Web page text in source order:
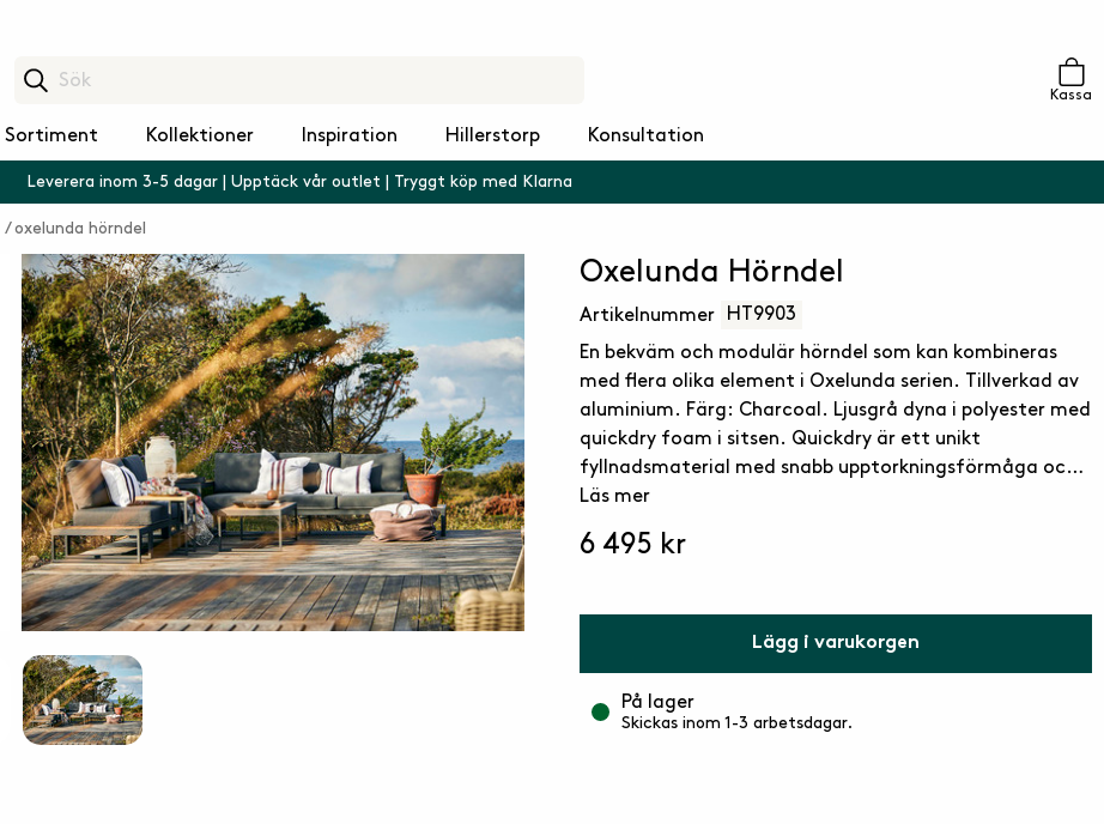
Kassa
Sortiment Kollektioner Inspiration Hillerstorp Konsultation
Leverera inom 3-5 dagar | Upptäck vår outlet | Tryggt köp med Klarna
oxelunda hörndel
Oxelunda Hörndel
Artikelnummer HT9903
En bekväm och modulär hörndel som kan kombineras
med flera olika element i Oxelunda serien. Tillverkad av
aluminium. Färg: Charcoal. Ljusgrå dyna i polyester med
quickdry foam i sitsen. Quickdry är ett unikt
fyllnadsmaterial med snabb upptorkningsförmåga och
god sittkomfort. Det är andningsbart, har öppen
optimalt för utomhusmöbler.
Läs mer
6 495 kr
Lägg i varukorgen
På lager
Skickas inom 1-3 arbetsdagar.